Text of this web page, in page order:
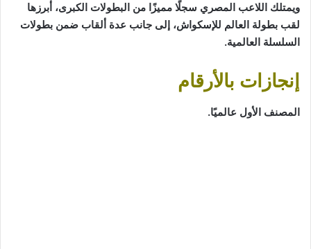
ويمتلك اللاعب المصري سجلًا مميزًا من البطولات الكبرى، أبرزها
لقب بطولة العالم للإسكواش، إلى جانب عدة ألقاب ضمن بطولات
السلسلة العالمية.
إنجازات بالأرقام
المصنف الأول عالميًا.